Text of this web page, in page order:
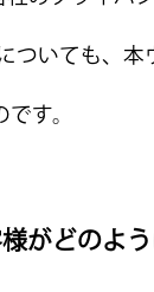
ついても、
す。
がどのよ